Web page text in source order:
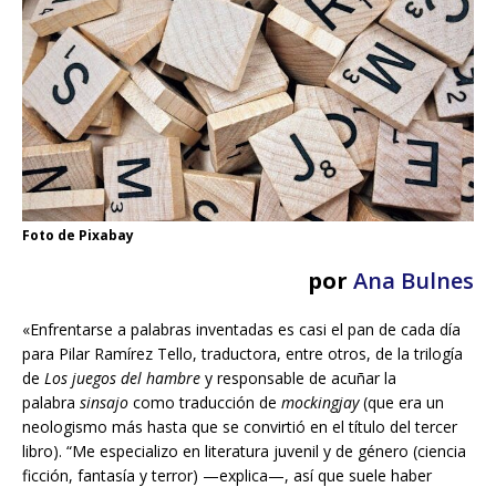
Foto de Pixabay
por Ana Bulnes
«Enfrentarse a palabras inventadas es casi el pan de cada día
para Pilar Ramírez Tello, traductora, entre otros, de la trilogía
de Los juegos del hambre y responsable de acuñar la
palabra sinsajo como traducción de mockingjay(que era un
neologismo más hasta que se convirtió en el título del tercer
libro). “Me especializo en literatura juvenil y de género (ciencia
ficción, fantasía y terror) —explica—, así que suele haber